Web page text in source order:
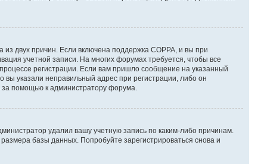
двух причин. Если включена поддержка COPPA, и вы при
учетной записи. На многих форумах требуется, чтобы все
регистрации. Если вам пришло сообщение на указанный
указали неправильный адрес при регистрации, либо он
за помощью к администратору форума.
удалил вашу учетную запись по каким-либо причинам.
базы данных. Попробуйте зарегистрироваться снова и